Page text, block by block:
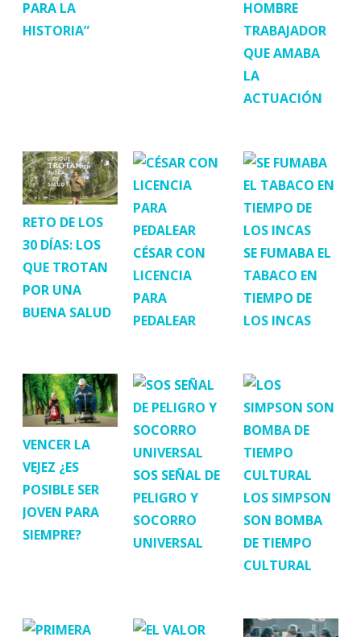
PARA LA
HISTORIA”
HOMBRE
TRABAJADOR
QUE AMABA
LA
ACTUACIÓN
RETO DE LOS
30 DÍAS: LOS
QUE TROTAN
POR UNA
BUENA SALUD
CÉSAR CON
LICENCIA
PARA
PEDALEAR
SE FUMABA EL
TABACO EN
TIEMPO DE
LOS INCAS
VENCER LA
VEJEZ ¿ES
POSIBLE SER
JOVEN PARA
SIEMPRE?
SOS SEÑAL DE
PELIGRO Y
SOCORRO
UNIVERSAL
LOS SIMPSON
SON BOMBA
DE TIEMPO
CULTURAL